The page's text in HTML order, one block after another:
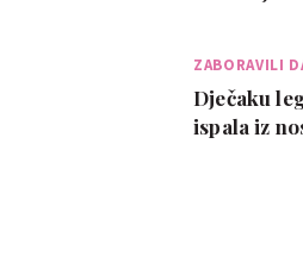
ZABORAVILI
Dječaku
ispala iz